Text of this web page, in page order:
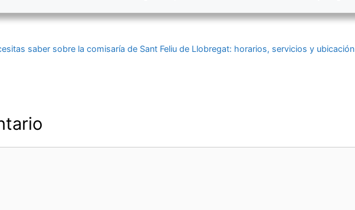
saber sobre la comisaría de Sant Feliu de Llobregat: horarios, servicios y ubicación